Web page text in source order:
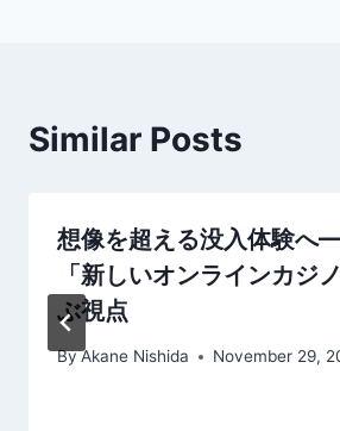
Similar Posts
想像を超える没入体験
「新しいオンラインカジ
ぶ視点
ByAkane Nishida November 29,